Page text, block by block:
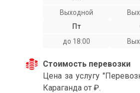
Выходной
Пт
до 18:00
Стоимость перевозки
Цена за услугу
Караганда от ₽.